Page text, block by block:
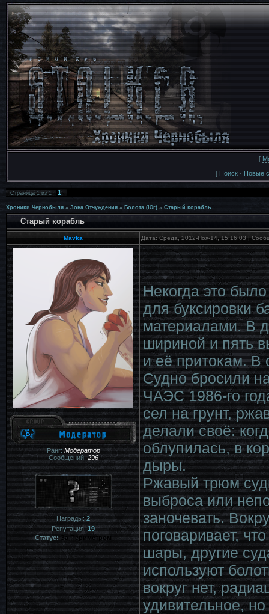
[
[ Поиск · Новые
Страница1из1 1
Хроники Чернобыля » Зона Отчуждения » Болота (Юг) » Старый корабль
Старый корабль
Mavka Дата: Среда, 2012-Ноя-14, 15:16:03 |
Ранг: Модератор
Сообщений:296
Награды:2
Репутация:19
Статус: За Периметром
Некогда это
для буксировки
материалами. В
шириной и пять
и её притокам. В
Судно бросили
ЧАЭС 1986-го
сел на грунт,
делали своё:
облупилась, в
дыры.
Ржавый трюм
выброса или
заночевать.
поговаривает,
шары, другие
используют
вокруг нет,
удивительное,